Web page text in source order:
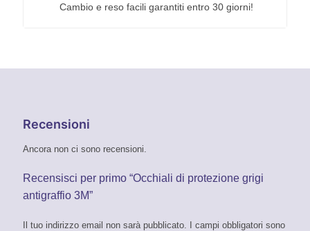
Cambio e reso facili garantiti entro 30 giorni!
Recensioni
Ancora non ci sono recensioni.
Recensisci per primo “Occhiali di protezione grigi
antigraffio 3M”
Il tuo indirizzo email non sarà pubblicato.
I campi obbligatori sono